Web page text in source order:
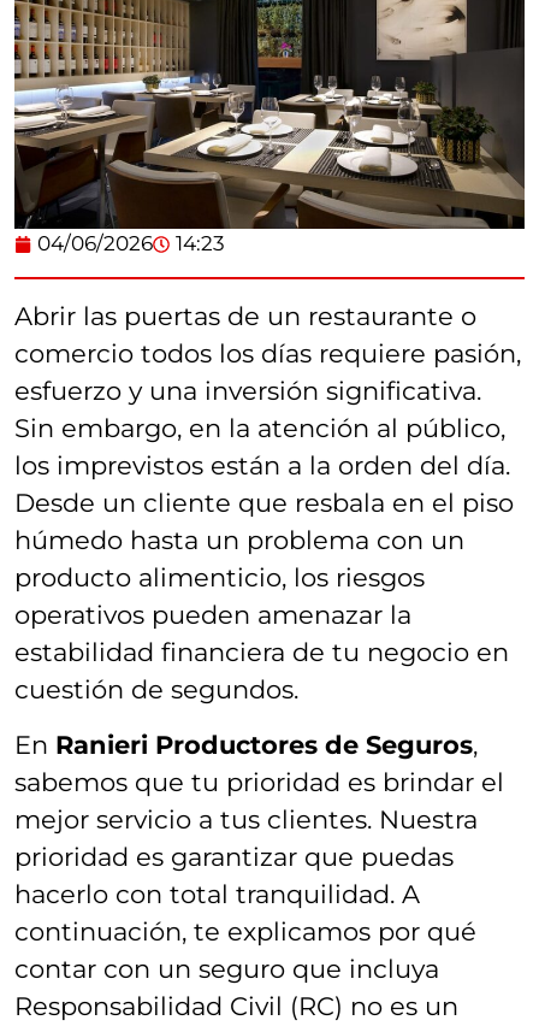
04/06/2026 14:23
Abrir las puertas de un restaurante o
comercio todos los días requiere pasión,
esfuerzo y una inversión significativa.
Sin embargo, en la atención al público,
los imprevistos están a la orden del día.
Desde un cliente que resbala en el piso
húmedo hasta un problema con un
producto alimenticio, los riesgos
operativos pueden amenazar la
estabilidad financiera de tu negocio en
cuestión de segundos.
En Ranieri Productores de Seguros,
sabemos que tu prioridad es brindar el
mejor servicio a tus clientes. Nuestra
prioridad es garantizar que puedas
hacerlo con total tranquilidad. A
continuación, te explicamos por qué
contar con un seguro que incluya
Responsabilidad Civil (RC) no es un